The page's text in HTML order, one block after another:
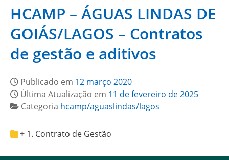
HCAMP – ÁGUAS LINDAS DE
GOIÁS/LAGOS – Contratos
de gestão e aditivos
Publicado em 12 março 2020
Última Atualização em 11 de fevereiro de 2025
Categoria hcamp/aguaslindas/lagos
1. Contrato de Gestão